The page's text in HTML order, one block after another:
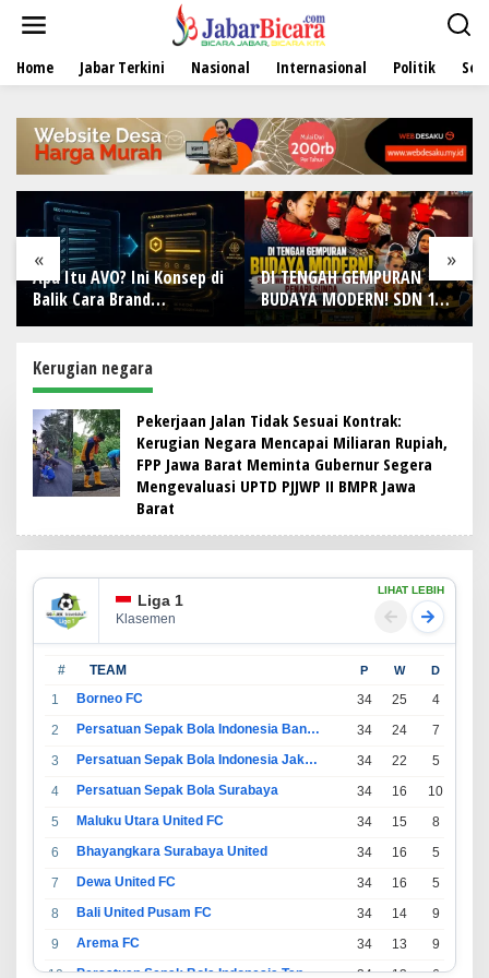
t
Home Jabar Terkini Nasional Internasional Politik
« »
Apa Itu AVO? Ini Konsep di
Balik Cara Brand
Direkomendasikan AI
DI TENGAH GEMPURAN
BUDAYA MODERN! SDN 1
Wanamekar Lahirkan
Kerugian negara
Pekerjaan Jalan Tidak Sesuai Kontrak:
Kerugian Negara Mencapai Miliaran Rupiah,
FPP Jawa Barat Meminta Gubernur Segera
Mengevaluasi UPTD PJJWP II BMPR Jawa
Barat
Liga 1
Klasemen
LIHAT LEBIH
# TEAM P W D
1 Borneo FC 34 25 4
2
Persatuan Sepak Bola Indonesia Bandung 34 24 7
3
Persatuan Sepak Bola Indonesia Jakarta 34 22 5
4
Persatuan Sepak Bola Surabaya 34 16 10
5
Maluku Utara United FC 34 15 8
6
Bhayangkara Surabaya United 34 16 5
7
Dewa United FC 34 16 5
8
Bali United Pusam FC 34 14 9
9
Arema FC 34 13 9
10
Persatuan Sepak Bola Indonesia Tangerang 34 13 6